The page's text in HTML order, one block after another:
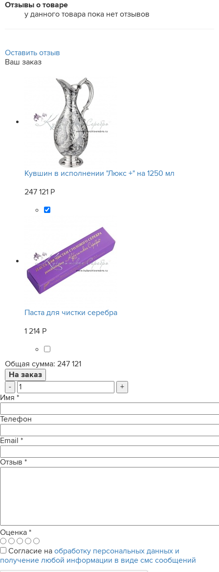
Отзывы о товаре
у данного товара пока нет отзывов
Оставить отзыв
Ваш заказ
Кувшин в исполнении "Люкс +" на 1250 мл
247 121 Р
Паста для чистки серебра
1 214 Р
Общая сумма: 247 121
-
+
Имя *
Телефон
Email *
Отзыв *
Оценка *
Согласие на обработку персональных данных и
получение любой информации в виде смс сообщений